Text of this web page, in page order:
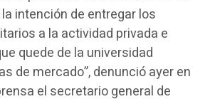
intención de entregar los
a la actividad privada e
quede de la universidad
de mercado”, denunció ayer en
el secretario general de